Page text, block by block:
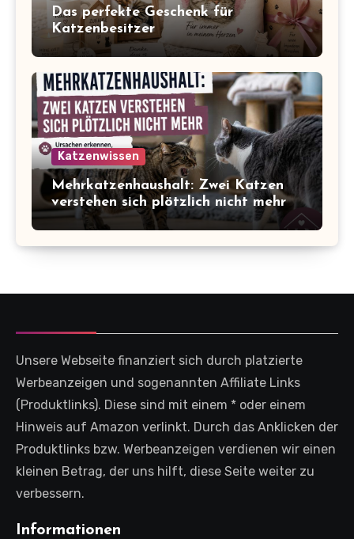
Das perfekte Geschenk für
Katzenbesitzer
Katzenwissen
Mehrkatzenhaushalt: Zwei Katzen
verstehen sich plötzlich nicht mehr
Unsere Webseite finanziert sich durch platzierte
Werbeanzeigen und sogenannten Affiliate Links
(Produktlinks). Diese sind mit einem * oder einem
Hinweis auf Amazon verlinkt. Durch das Anklicken der
Produktlinks bzw. Werbeanzeigen verdienen wir einen
kleinen Betrag, der uns hilft, diese Seite weiter zu
verbessern.
Informationen